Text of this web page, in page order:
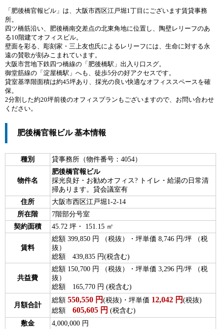
「肥後橋官報ビル」は、大阪市西区江戸堀1丁目にございます賃貸事務
所。
四ツ橋筋沿い、肥後橋南交差点の北東角地に位置し、陶壁レリーフのあ
る10階建てオフィスビル。
壁面を彩る、彫刻家・三上友也氏によるレリーフには、生命に対する永
遠の賛歌が刻みこまれています。
大阪市営地下鉄四つ橋線の「肥後橋駅」出入り口スグ。
御堂筋線の「淀屋橋駅」へも、徒歩5分の好アクセスです。
貸室基準階面積は約45坪あり、採光の良い快適なオフィススペースを確
保。
2分割した約20坪前後のオフィスプランもございますので、お問い合わせ
ください。
肥後橋官報ビル 基本情報
種別 貸事務所（物件番号：4054）
物件名
肥後橋官報ビル
採光良好・お勧めオフィス? トイレ・給湯の日常清
掃あります。貸会議室有
住所
大阪市西区江戸堀1-2-14
所在階
7階部分号室
契約面積
45.72 坪・ 151.15 ㎡
賃料
総額 399,850 円 （税抜）・坪単価 8,746 円/坪 （税
抜）
総額 439,835 円(税含む)
共益費
総額 150,700 円 （税抜）・坪単価 3,296 円/坪 （税
抜）
総額 165,770 円 (税含む)
月額合計
総額 550,550 円 (税抜)・坪単価 12,042 円 (税抜)
総額 605,605 円 (税含む)
敷金
4,000,000 円